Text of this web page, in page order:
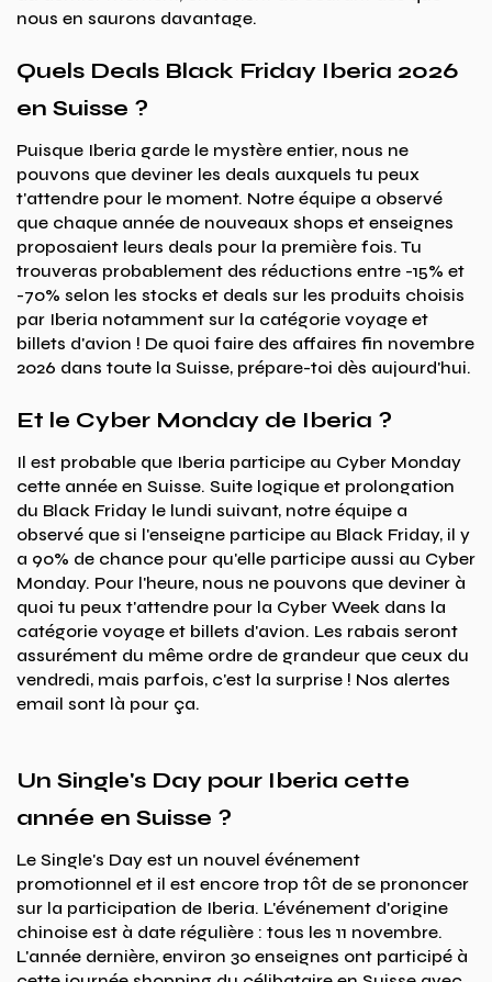
nous en saurons davantage.
Quels Deals Black Friday Iberia 2026
en Suisse ?
Puisque Iberia garde le mystère entier, nous ne
pouvons que deviner les deals auxquels tu peux
t'attendre pour le moment. Notre équipe a observé
que chaque année de nouveaux shops et enseignes
proposaient leurs deals pour la première fois. Tu
trouveras probablement des réductions entre -15% et
-70% selon les stocks et deals sur les produits choisis
par Iberia notamment sur la catégorie voyage et
billets d'avion ! De quoi faire des affaires fin novembre
2026 dans toute la Suisse, prépare-toi dès aujourd'hui.
Et le Cyber Monday de Iberia ?
Il est probable que Iberia participe au Cyber Monday
cette année en Suisse. Suite logique et prolongation
du Black Friday le lundi suivant, notre équipe a
observé que si l'enseigne participe au Black Friday, il y
a 90% de chance pour qu'elle participe aussi au Cyber
Monday. Pour l'heure, nous ne pouvons que deviner à
quoi tu peux t'attendre pour la Cyber Week dans la
catégorie voyage et billets d'avion. Les rabais seront
assurément du même ordre de grandeur que ceux du
vendredi, mais parfois, c'est la surprise ! Nos alertes
email sont là pour ça.
Un Single's Day pour Iberia cette
année en Suisse ?
Le Single's Day est un nouvel événement
promotionnel et il est encore trop tôt de se prononcer
sur la participation de Iberia. L'événement d'origine
chinoise est à date régulière : tous les 11 novembre.
L'année dernière, environ 30 enseignes ont participé à